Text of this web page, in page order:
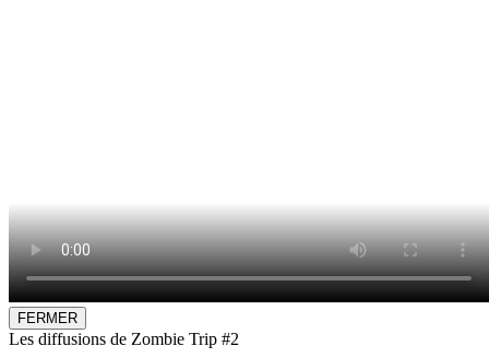
FERMER
Les diffusions de Zombie Trip #2